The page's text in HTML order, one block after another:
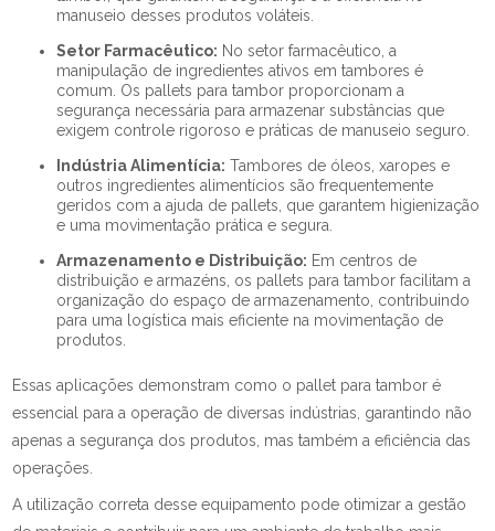
manuseio desses produtos voláteis.
Setor Farmacêutico: No setor farmacêutico, a
manipulação de ingredientes ativos em tambores é
comum. Os pallets para tambor proporcionam a
segurança necessária para armazenar substâncias que
exigem controle rigoroso e práticas de manuseio seguro.
Indústria Alimentícia: Tambores de óleos, xaropes e
outros ingredientes alimentícios são frequentemente
geridos com a ajuda de pallets, que garantem higienização
e uma movimentação prática e segura.
Armazenamento e Distribuição: Em centros de
distribuição e armazéns, os pallets para tambor facilitam a
organização do espaço de armazenamento, contribuindo
para uma logística mais eficiente na movimentação de
produtos.
Essas aplicações demonstram como o pallet para tambor é
essencial para a operação de diversas indústrias, garantindo não
apenas a segurança dos produtos, mas também a eficiência das
operações.
A utilização correta desse equipamento pode otimizar a gestão